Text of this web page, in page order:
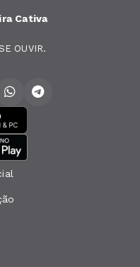
Cativa
OUVIR.